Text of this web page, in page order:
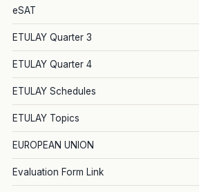
eSAT
ETULAY Quarter 3
ETULAY Quarter 4
ETULAY Schedules
ETULAY Topics
EUROPEAN UNION
Evaluation Form Link